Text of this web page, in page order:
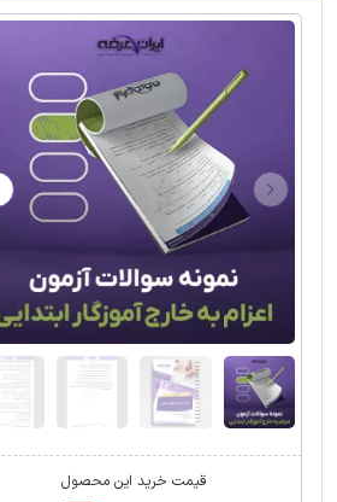
قیمت خرید این محصول